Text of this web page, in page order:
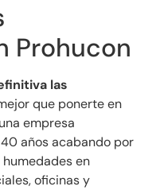
Prohucon
las
que ponerte en
empresa
años acabando por
en
oficinas y